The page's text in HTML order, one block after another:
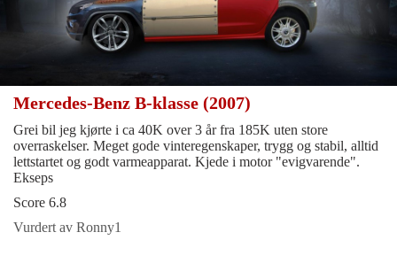
Mercedes-Benz B-klasse (2007)
Grei bil jeg kjørte i ca 40K over 3 år fra 185K uten store
overraskelser. Meget gode vinteregenskaper, trygg og stabil, alltid
lettstartet og godt varmeapparat. Kjede i motor "evigvarende".
Ekseps
Score 6.8
Vurdert av Ronny1